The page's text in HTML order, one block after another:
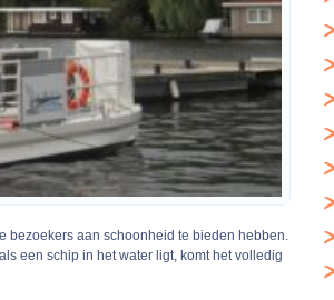
bezoekers aan schoonheid te bieden hebben.
een schip in het water ligt, komt het volledig